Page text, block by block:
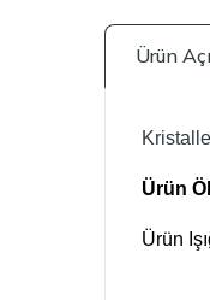
Ürün
Ürün
Ürün